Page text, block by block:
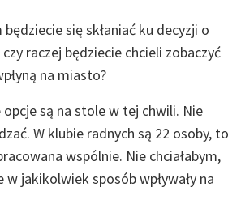
będziecie się skłaniać ku decyzji o
raczej będziecie chcieli zobaczyć
na miasto?
opcje są na stole w tej chwili. Nie
W klubie radnych są 22 osoby, to
wspólnie. Nie chciałabym,
jakikolwiek sposób wpływały na